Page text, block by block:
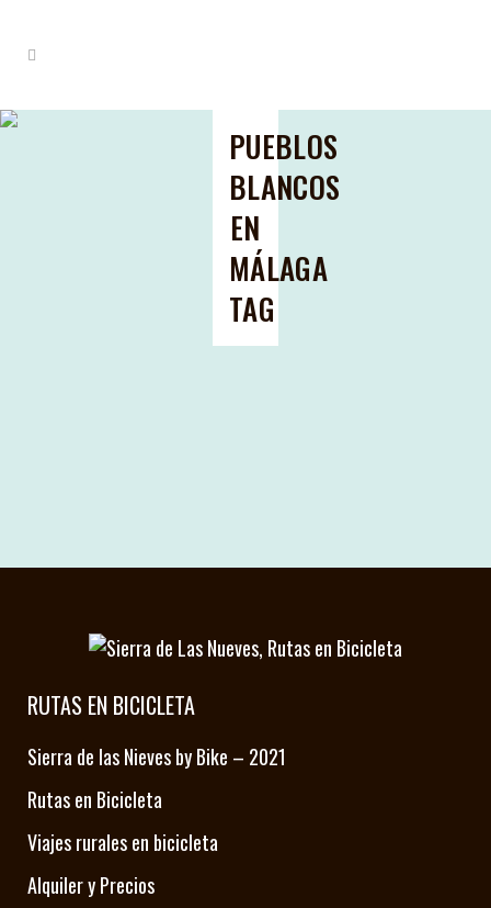
PUEBLOS
BLANCOS
EN
MÁLAGA
TAG
DESCUBRE LOS PUEBLOS BLANCOS
Descubre los Pueblos Blancos en
RUTAS EN BICICLETA
Sierra de las Nieves by Bike – 2021
Rutas en Bicicleta
Viajes rurales en bicicleta
Alquiler y Precios